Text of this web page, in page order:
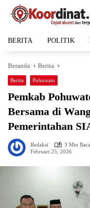
Langsung
BERITA POLITIK
Beranda Berita
Berita Pohuwato
Pemkab
Bersama di
Pemerintahan
Redaksi
3 Min Baca
Februari 25, 2026